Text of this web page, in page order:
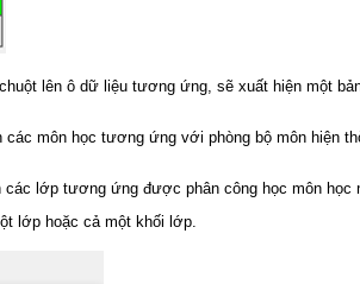
lên ô dữ liệu tương ứng, sẽ xuất hiện một
các môn học tương ứng với phòng bộ môn hiện
các lớp tương ứng được phân công học môn học
lớp hoặc cả một khối lớp.